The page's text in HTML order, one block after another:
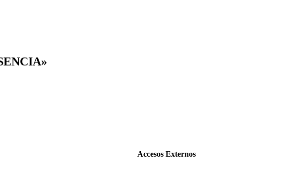
Accesos Externos